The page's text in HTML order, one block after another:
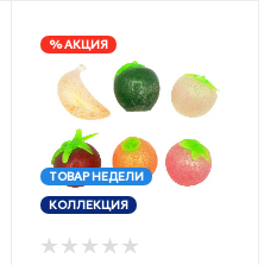
% АКЦИЯ
ТОВАР НЕДЕЛИ
КОЛЛЕКЦИЯ